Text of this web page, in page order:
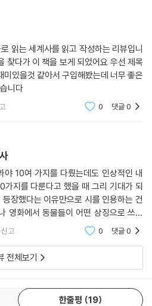
만하다. 200컷의 다채로운 고화질 이
는’ 시각적 즐거움도 더한다. 동물과 역
론에 관심 있는 독자들에게는 언제든 필
참고자료가 되어줄 것이다.
읽는 세계사를 읽고 작성하는 리뷰입니
찾다가 이 책을 보게 되었어요 우선 제목
있을것 같아서 구입해봤는데 너무 좋은
니다
0 댓글0
야 10여 가지를 다뤘는데도 인상적인 내
지를 다룬다고 했을 때 그리 기대가 되
장했다는 이유만으로 시를 인용하는 건
영화에서 동물들이 어떤 상징으로 쓰였
움이 될 만하다. 흉내지빠귀(핀치), 비
신고 0 댓글0
전체보기
한줄평 19